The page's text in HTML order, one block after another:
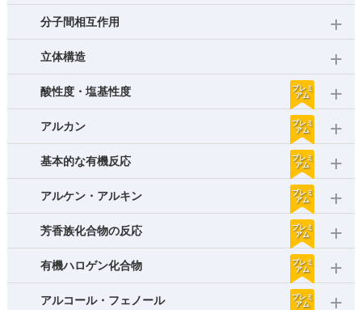
分子間相互作用
立体構造
プレミ
アム
酸性度・塩基性度
プレミ
アム
アルカン
プレミ
アム
基本的な有機反応
プレミ
アム
アルケン・アルキン
プレミ
アム
芳香族化合物の反応
プレミ
アム
有機ハロゲン化合物
プレミ
アム
アルコール・フェノール